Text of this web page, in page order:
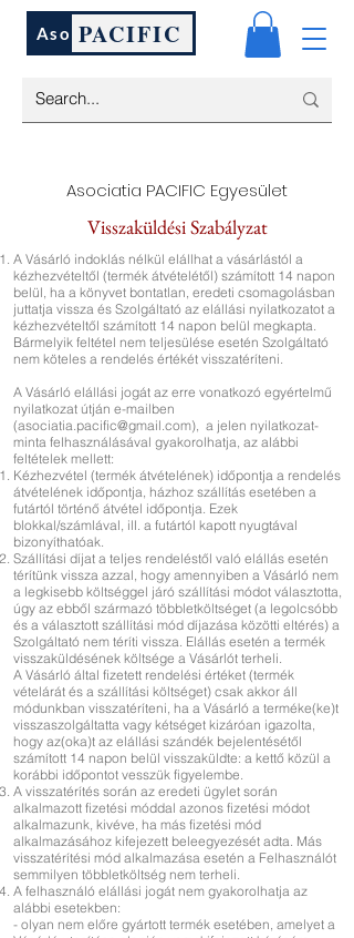
Aso PACIFIC
Asociatia PACIFIC Egyesület
Visszaküldési Szabályzat
A Vásárló indoklás nélkül elállhat a vásárlástól a
kézhezvételtől (termék átvételétől) számított 14 napon
belül, ha a könyvet bontatlan, eredeti csomagolásban
juttatja vissza és Szolgáltató az elállási nyilatkozatot a
kézhezvételtől számított 14 napon belül megkapta.
Bármelyik feltétel nem teljesülése esetén Szolgáltató
nem köteles a rendelés értékét visszatéríteni.
A Vásárló elállási jogát az erre vonatkozó egyértelmű
nyilatkozat útján e-mailben
(asociatia.pacific@gmail.com), a jelen nyilatkozat-
minta felhasználásával gyakorolhatja, az alábbi
feltételek mellett:
Kézhezvétel (termék átvételének) időpontja a rendelés
átvételének időpontja, házhoz szállítás esetében a
futártól történő átvétel időpontja. Ezek
blokkal/számlával, ill. a futártól kapott nyugtával
bizonyíthatóak.
Szállítási díjat a teljes rendeléstől való elállás esetén
térítünk vissza azzal, hogy amennyiben a Vásárló nem
a legkisebb költséggel járó szállítási módot választotta,
úgy az ebből származó többletköltséget (a legolcsóbb
és a választott szállítási mód díjazása közötti eltérés) a
Szolgáltató nem téríti vissza. Elállás esetén a termék
visszaküldésének költsége a Vásárlót terheli.
A Vásárló által fizetett rendelési értéket (termék
vételárát és a szállítási költséget) csak akkor áll
módunkban visszatéríteni, ha a Vásárló a terméke(ke)t
visszaszolgáltatta vagy kétséget kizáróan igazolta,
hogy az(oka)t az elállási szándék bejelentésétől
számított 14 napon belül visszaküldte: a kettő közül a
korábbi időpontot vesszük figyelembe.
A visszatérítés során az eredeti ügylet során
alkalmazott fizetési móddal azonos fizetési módot
alkalmazunk, kivéve, ha más fizetési mód
alkalmazásához kifejezett beleegyezését adta. Más
visszatérítési mód alkalmazása esetén a Felhasználót
semmilyen többletköltség nem terheli.
A felhasználó elállási jogát nem gyakorolhatja az
alábbi esetekben:
- olyan nem előre gyártott termék esetében, amelyet a